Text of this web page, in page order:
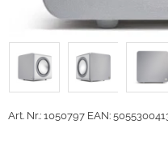
Art. Nr.: 1050797 EAN: